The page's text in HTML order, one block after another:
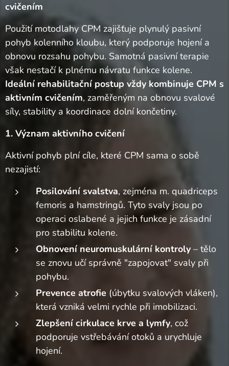
cvičením
Použití motodlahy CPM zajišťuje plynulý pasivní
pohyb kolenního kloubu, který podporuje hojení a
obnovu rozsahu pohybu. Samotná pasivní terapie
však nestačí k plnému návratu funkce kolene.
Ideální rehabilitační postup vždy kombinuje CPM s
aktivním cvičením, zaměřeným na obnovu svalové
síly, stability a koordinace dolní končetiny.
1. Význam aktivního cvičení
Aktivní pohyb plní cíle, které CPM sama o sobě
nezajistí:
Posilování svalstva, zejména m. quadriceps
femoris a hamstringů. Tyto svaly jsou po
operaci oslabené a jejich funkce je zásadní
pro stabilitu kolene.
Obnovení neuromuskulární kontroly – tělo
se znovu učí správně "zapojovat" svaly při
pohybu.
Prevence atrofie (úbytku svalových vláken),
která vzniká velmi rychle při imobilizaci.
Zlepšení cirkulace krve a lymfy, což
podporuje vstřebávání otoků a urychluje
hojení.